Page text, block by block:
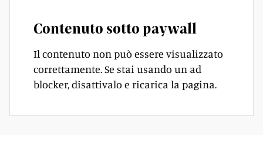
Contenuto sotto paywall
Il contenuto non può essere visualizzato
correttamente. Se stai usando un ad
blocker, disattivalo e ricarica la pagina.